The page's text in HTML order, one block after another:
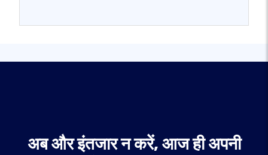
अब और इंतजार न करें, आज ही अपनी